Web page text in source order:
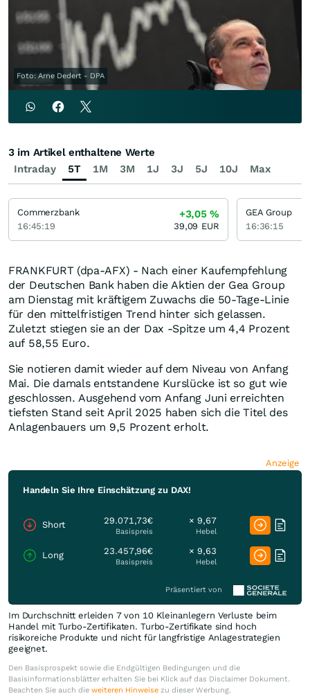
Foto: Arne Dedert - DPA
FRANKFURT (dpa-AFX) - Nach einer Kaufempfehlung
der Deutschen Bank haben die Aktien der Gea Group
am Dienstag mit kräftigem Zuwachs die 50-Tage-Linie
für den mittelfristigen Trend hinter sich gelassen.
Zuletzt stiegen sie an der Dax -Spitze um 4,4 Prozent
auf 58,55 Euro.
Sie notieren damit wieder auf dem Niveau von Anfang
Mai. Die damals entstandene Kurslücke ist so gut wie
geschlossen. Ausgehend vom Anfang Juni erreichten
tiefsten Stand seit April 2025 haben sich die Titel des
Anlagenbauers um 9,5 Prozent erholt.
Anzeige
Handeln Sie Ihre Einschätzung zu DAX!
Short 29.071,73€
Basispreis
× 9,67
Hebel
Long 23.457,96€
Basispreis
× 9,63
Hebel
Präsentiert von
Im Durchschnitt erleiden 7 von 10 Kleinanlegern Verluste beim
Handel mit Turbo-Zertifikaten. Turbo-Zertifikate sind hoch
risikoreiche Produkte und nicht für langfristige Anlagestrategien
geeignet.
Den Basisprospekt sowie die Endgültigen Bedingungen und die
Basisinformationsblätter erhalten Sie bei Klick auf das Disclaimer Dokument.
Beachten Sie auch die weiteren Hinweise zu dieser Werbung.
Intraday 5T 1M 3M 1J 3J 5J 10J Max
3 im Artikel enthaltene Werte
Commerzbank
16:45:19
+3,05%
39,09 EUR
GEA Group
16:36:15